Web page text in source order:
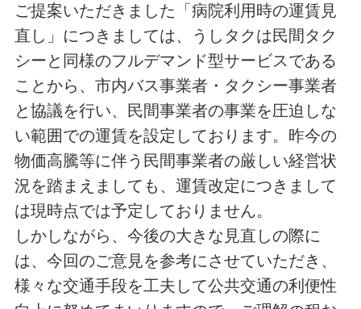
ご提案いただきました「病院利用時の運賃見
直し」につきましては、うしタクは民間タク
シーと同様のフルデマンド型サービスである
ことから、市内バス事業者・タクシー事業者
と協議を行い、民間事業者の事業を圧迫しな
い範囲での運賃を設定しております。昨今の
物価高騰等に伴う民間事業者の厳しい経営状
況を踏まえましても、運賃改定につきまして
は現時点では予定しておりません。
しかしながら、今後の大きな見直しの際に
は、今回のご意見を参考にさせていただき、
様々な交通手段を工夫して公共交通の利便性